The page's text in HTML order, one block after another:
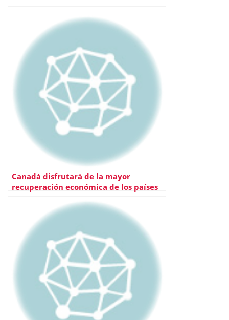
Canadá disfrutará de la mayor
recuperación económica de los países